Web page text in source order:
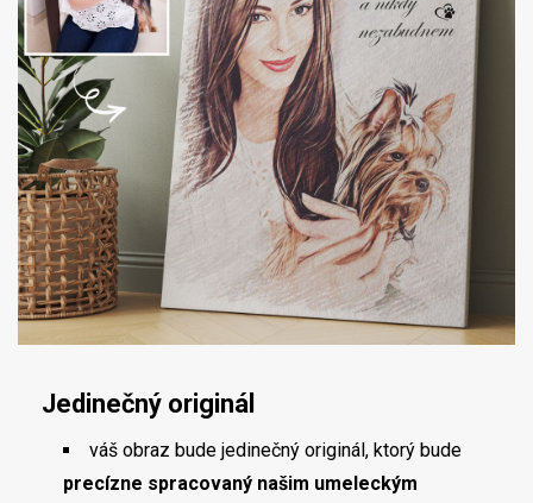
Jedinečný originál
váš obraz bude jedinečný originál, ktorý bude
precízne spracovaný našim umeleckým